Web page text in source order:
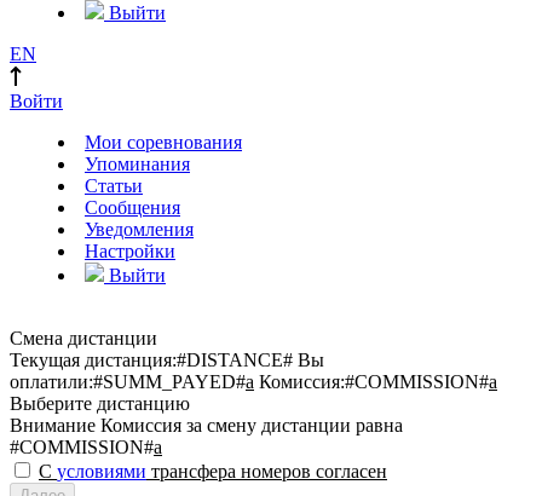
Выйти
EN
Войти
Мои соревнования
Упоминания
Статьи
Сообщения
Уведомления
Настройки
Выйти
Смена дистанции
Текущая дистанция:#DISTANCE# Вы
оплатили:#SUMM_PAYED#a Комиссия:#COMMISSION#a
Выберите дистанцию
Внимание Комиссия за смену дистанции равна
#COMMISSION#a
С условиями трансфера номеров согласен